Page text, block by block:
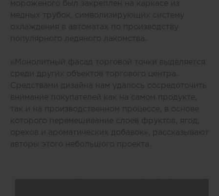
мороженого был закреплен на каркасе из
медных трубок, символизирующих систему
охлаждения в автоматах по производству
популярного ледяного лакомства.
«Монолитный фасад торговой точки выделяется
среди других объектов торгового центра.
Средствами дизайна нам удалось сосредоточить
внимание покупателей как на самом продукте,
так и на производственном процессе, в основе
которого перемешивание слоев фруктов, ягод,
орехов и ароматических добавок», рассказывают
авторы этого небольшого проекта.